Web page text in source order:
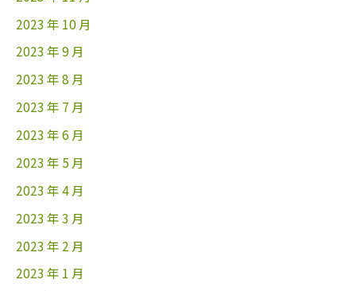
2023 年 10 月
2023 年 9 月
2023 年 8 月
2023 年 7 月
2023 年 6 月
2023 年 5 月
2023 年 4 月
2023 年 3 月
2023 年 2 月
2023 年 1 月